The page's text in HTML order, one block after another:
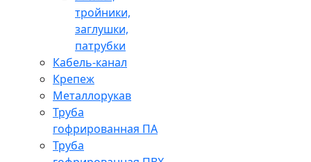
тройники,
заглушки,
патрубки
Кабель-канал
Крепеж
Металлорукав
Труба
гофрированная ПА
Труба